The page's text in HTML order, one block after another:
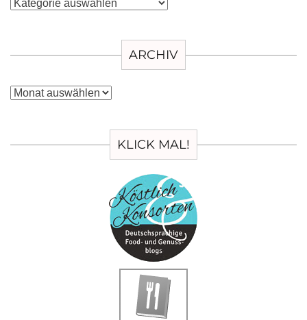
ARCHIV
Archiv
KLICK MAL!